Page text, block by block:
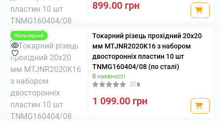
899.00 грн
Популярний
Токарний різець прохідний 20х20
мм MTJNR2020K16 з набором
двосторонніх пластин 10 шт
TNMG160404/08 (по сталі)
В наявності
0
1 099.00 грн